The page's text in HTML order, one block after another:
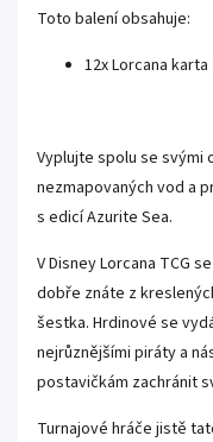
Toto balení obsahuje:
12x Lorcana
Vyplujte spolu se svými
nezmapovaných vod a
s edicíAzurite Sea.
V DisneyLorcana TCG
dobře znáte z
šestka. Hrdinové se
nejrůznějšími piráty a
postavičkám zachránit
Turnajové hráče jistě